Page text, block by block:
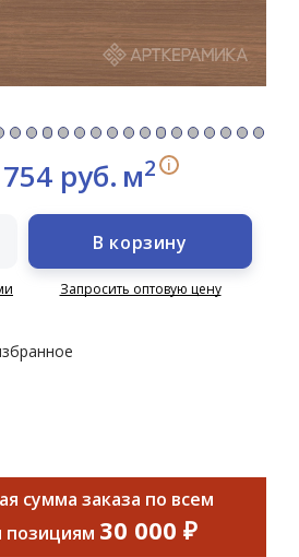
руб. м2 i
В корзину
Запросить оптовую цену
сумма заказа по всем
позициям 30 000 ₽